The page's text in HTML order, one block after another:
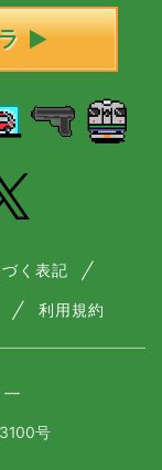
く表記
利用規約
―
号